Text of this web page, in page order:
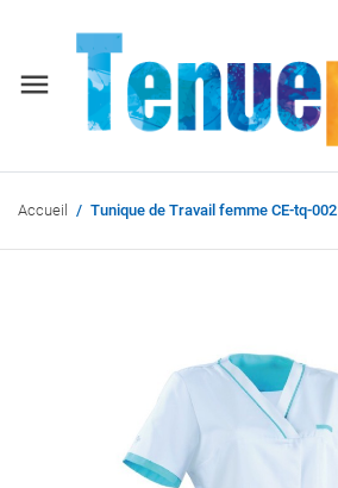
Accueil Tunique de Travail femme CE-tq-002